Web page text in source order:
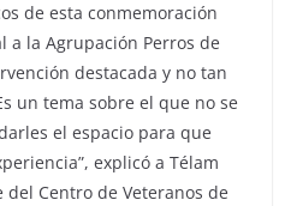
de esta conmemoración
a la Agrupación Perros de
destacada y no tan
un tema sobre el que no se
el espacio para que
explicó a Télam
Centro de Veteranos de